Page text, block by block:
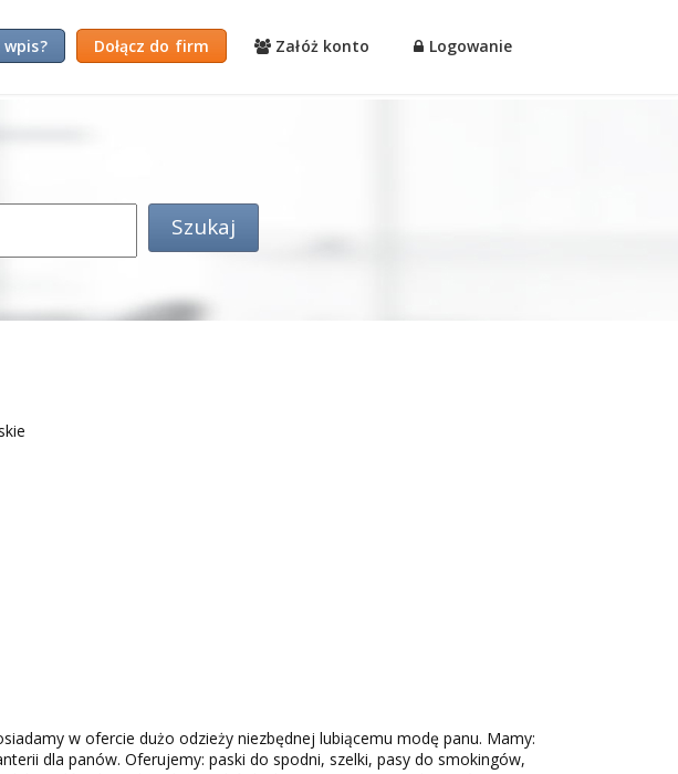
wpis? Dołącz do firm Załóż konto Logowanie
w ofercie dużo odzieży niezbędnej lubiącemu modę panu. Mamy:
dla panów. Oferujemy: paski do spodni, szelki, pasy do smokingów,